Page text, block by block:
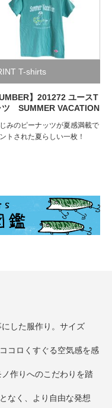
T-shirts
】201272 ユースT
ツ SUMMER VACATION
みのピーナッツが夏感満載で
トされた夏らしい一枚！
した服作り。サイズ
コロくすぐる空気感を感
作りへのこだわりを踏
なく、より自由な発想